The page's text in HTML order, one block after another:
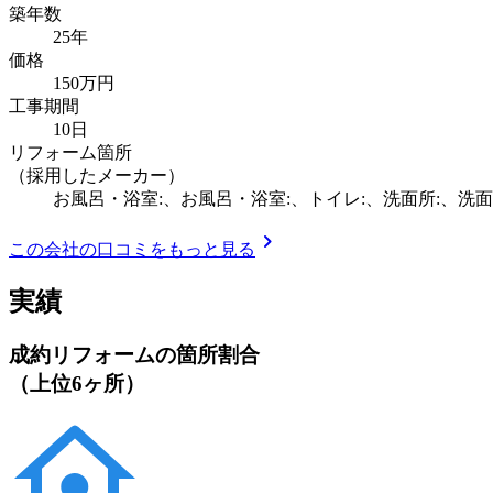
築年数
25年
価格
150万円
工事期間
10日
リフォーム箇所
（採用したメーカー）
お風呂・浴室:、お風呂・浴室:、トイレ:、洗面所:、洗
この会社の口コミをもっと見る chevron_right
実績
成約リフォームの箇所割合
（上位6ヶ所）